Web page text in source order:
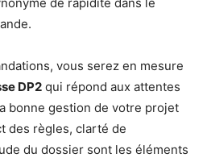
vous serez en mesure
DP2 qui répond aux attentes
bonne gestion de votre projet
des règles, clarté de
du dossier sont les éléments